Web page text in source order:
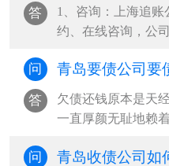
答
1、咨询：上海追
约、在线咨询，公
问 青岛要债公司要
答
欠债还钱原本是天
一直厚颜无耻地赖
问 青岛收债公司如